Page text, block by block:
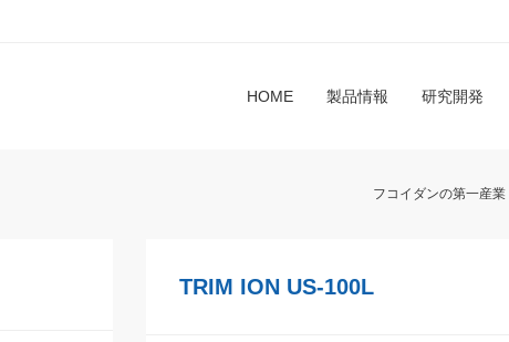
HOME 製品情報 研究開発
フコイダンの第一産業
TRIM ION US-100L